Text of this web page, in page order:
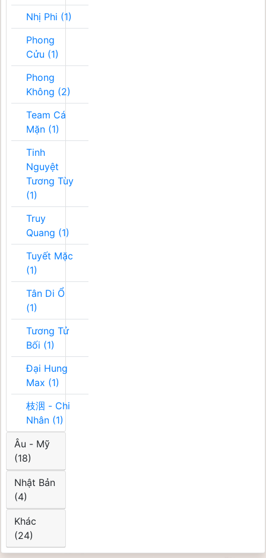
Nhị Phi (1)
Phong
Cửu (1)
Phong
Không (2)
Team Cá
Mặn (1)
Tinh
Nguyệt
Tương Tùy
(1)
Truy
Quang (1)
Tuyết Mặc
(1)
Tân Di Ổ
(1)
Tương Tử
Bối (1)
Đại Hung
Max (1)
枝洇 - Chi
Nhân (1)
Âu - Mỹ
(18)
Nhật Bản
(4)
Khác
(24)